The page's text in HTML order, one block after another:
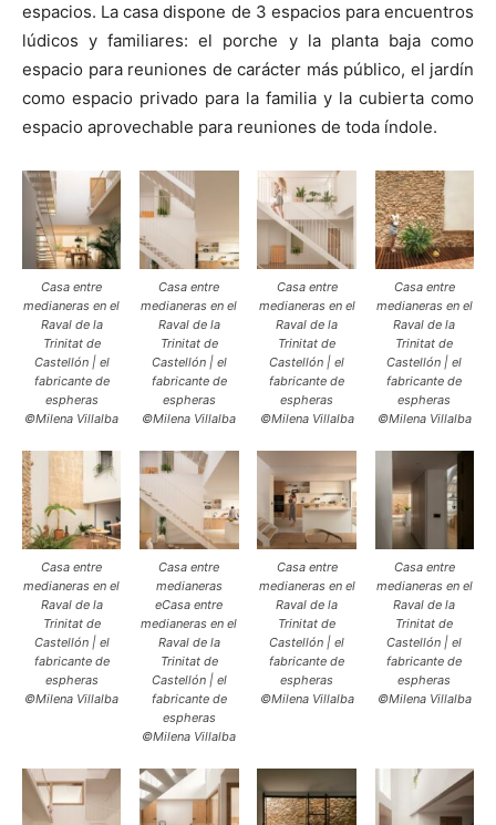
espacios. La casa dispone de 3 espacios para encuentros
lúdicos y familiares: el porche y la planta baja como
espacio para reuniones de carácter más público, el jardín
como espacio privado para la familia y la cubierta como
espacio aprovechable para reuniones de toda índole.
Casa entre
medianeras en el
Raval de la
Trinitat de
Castellón | el
fabricante de
espheras
©Milena Villalba
Casa entre
medianeras en el
Raval de la
Trinitat de
Castellón | el
fabricante de
espheras
©Milena Villalba
Casa entre
medianeras en el
Raval de la
Trinitat de
Castellón | el
fabricante de
espheras
©Milena Villalba
Casa entre
medianeras en el
Raval de la
Trinitat de
Castellón | el
fabricante de
espheras
©Milena Villalba
Casa entre
medianeras en el
Raval de la
Trinitat de
Castellón | el
fabricante de
espheras
©Milena Villalba
Casa entre
medianeras
eCasa entre
medianeras en el
Raval de la
Trinitat de
Castellón | el
fabricante de
espheras
©Milena Villalba
Casa entre
medianeras en el
Raval de la
Trinitat de
Castellón | el
fabricante de
espheras
©Milena Villalba
Casa entre
medianeras en el
Raval de la
Trinitat de
Castellón | el
fabricante de
espheras
©Milena Villalba